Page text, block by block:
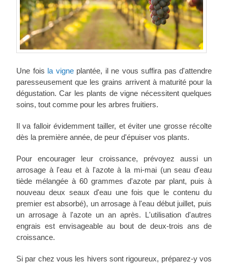
Une fois la vigneplantée, il ne vous suffira pas d'attendre
paresseusement que les grains arrivent à maturité pour la
dégustation. Car les plants de vigne nécessitent quelques
soins, tout comme pour les arbres fruitiers.
Il va falloir évidemment tailler, et éviter une grosse récolte
dès la première année, de peur d'épuiser vos plants.
Pour encourager leur croissance, prévoyez aussi un
arrosage à l'eau et à l'azote à la mi-mai (un seau d'eau
tiède mélangée à 60 grammes d'azote par plant, puis à
nouveau deux seaux d'eau une fois que le contenu du
premier est absorbé), un arrosage à l'eau début juillet, puis
un arrosage à l'azote un an après. L'utilisation d'autres
engrais est envisageable au bout de deux-trois ans de
croissance.
Si par chez vous les hivers sont rigoureux, préparez-y vos